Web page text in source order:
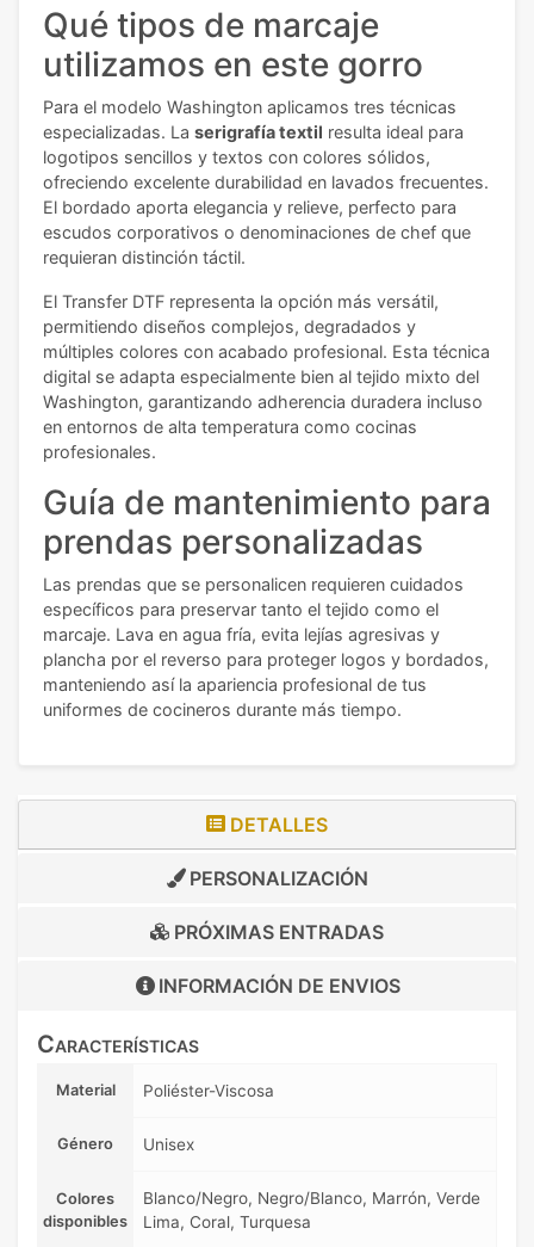
Qué tipos de marcaje
utilizamos en este gorro
Para el modelo Washington aplicamos tres técnicas
especializadas. La serigrafía textil resulta ideal para
logotipos sencillos y textos con colores sólidos,
ofreciendo excelente durabilidad en lavados frecuentes.
El bordado aporta elegancia y relieve, perfecto para
escudos corporativos o denominaciones de chef que
requieran distinción táctil.
El Transfer DTF representa la opción más versátil,
permitiendo diseños complejos, degradados y
múltiples colores con acabado profesional. Esta técnica
digital se adapta especialmente bien al tejido mixto del
Washington, garantizando adherencia duradera incluso
en entornos de alta temperatura como cocinas
profesionales.
Guía de mantenimiento para
prendas personalizadas
Las prendas que se personalicen requieren cuidados
específicos para preservar tanto el tejido como el
marcaje. Lava en agua fría, evita lejías agresivas y
plancha por el reverso para proteger logos y bordados,
manteniendo así la apariencia profesional de tus
uniformes de cocineros durante más tiempo.
DETALLES
PERSONALIZACIÓN
PRÓXIMAS ENTRADAS
INFORMACIÓN DE ENVIOS
Características
Material Poliéster-Viscosa
Género Unisex
Colores
disponibles
Blanco/Negro, Negro/Blanco, Marrón, Verde
Lima, Coral, Turquesa